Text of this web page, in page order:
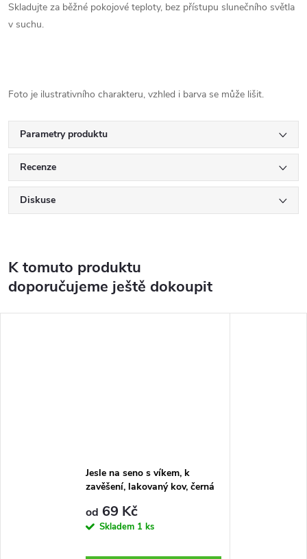
Skladujte za běžné pokojové teploty, bez přístupu slunečního světla
v suchu.
Foto je ilustrativního charakteru, vzhled i barva se může lišit.
Parametry produktu
Recenze
Diskuse
K tomuto produktu
doporučujeme ještě dokoupit
Jesle na seno s víkem, k
zavěšení, lakovaný kov, černá
od 69 Kč
Skladem 1 ks